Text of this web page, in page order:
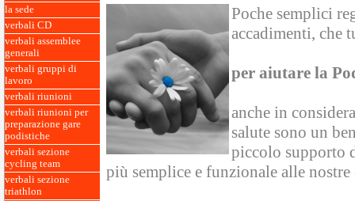
la sede
verbali CD
verbali assemblee
generali
verbali gruppi di
lavoro
verbali riunioni
verbali riunioni per
preparazione gare
podistiche
verbali sezione
cycling team
verbali sezione
triathlon
Poche semplici
accadimenti, che
per aiutare la
anche in
salute sono un
piccolo supporto
più semplice e funzionale alle